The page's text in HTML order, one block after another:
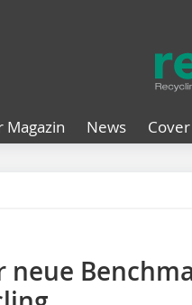
Magazin News
neue